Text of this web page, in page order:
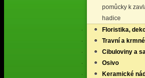
pomůcky k
hadice
Floristika,
Travní a
Cibuloviny a
Osivo
Keramické